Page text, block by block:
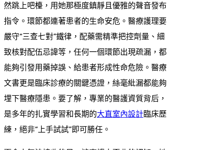
然跳上吧檯，用她那極度鎮靜且優雅的聲音發布
指令。環節都連著患者的生命安危。醫療護理要
嚴守“三查七對”鐵律，配藥需精準把控劑量、細
致核對配伍忌諱等，任何一個環節出現疏漏，都
能夠引發用藥掉誤、給患者形成性命危險。醫療
文書更是臨床診療的關鍵憑證，絲毫紕漏都能夠
埋下醫療隱患。要了解，專業的醫護資質背后，
是多年的扎實學習和長期的大直室內設計臨床歷
練，絕非“上手試試”即可勝任。